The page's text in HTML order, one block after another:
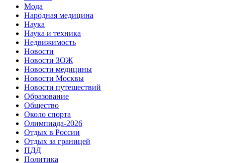
Мода
Народная медицина
Наука
Наука и техника
Недвижимость
Новости
Новости ЗОЖ
Новости медицины
Новости Москвы
Новости путешествий
Образование
Общество
Около спорта
Олимпиада-2026
Отдых в России
Отдых за границей
ПДД
Политика